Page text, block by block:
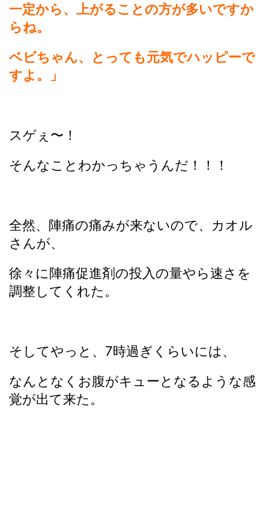
一定から、上がることの方が多いですか
らね。
ベビちゃん、とっても元気でハッピーで
すよ。」
スゲぇ〜！
そんなことわかっちゃうんだ！！！
全然、陣痛の痛みが来ないので、カオル
さんが、
徐々に陣痛促進剤の投入の量やら速さを
調整してくれた。
そしてやっと、7時過ぎくらいには、
なんとなくお腹がキューとなるような感
覚が出て来た。